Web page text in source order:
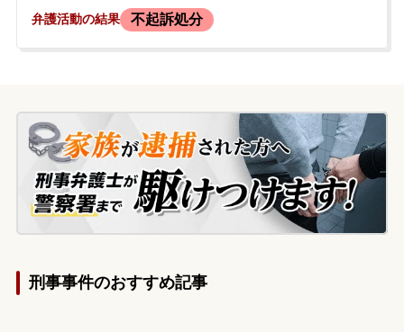
商品はその場で返却しています。依頼者は
事件を起こしたことをきっかけに、前回の
事件もあわせて解決を望み、当事務所へ相
談に来られました。
弁護活動の結果 不起訴処分
刑事事件のおすすめ記事